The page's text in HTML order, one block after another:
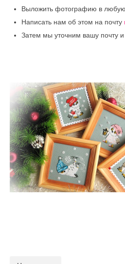
Выложить фотографию в любую
Написать нам об этом на почту
Затем мы уточним вашу почту